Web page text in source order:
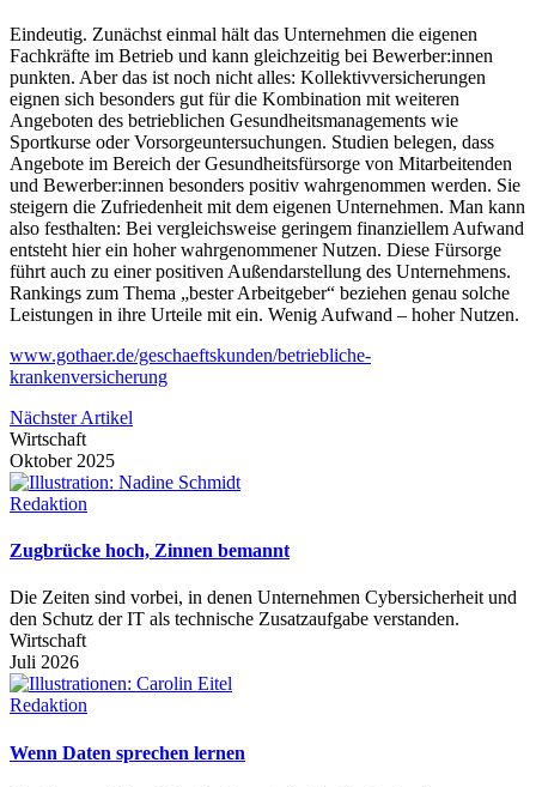
Eindeutig. Zunächst einmal hält das Unternehmen die eigenen
Fachkräfte im Betrieb und kann gleichzeitig bei Bewerber:innen
punkten. Aber das ist noch nicht alles: Kollektivversicherungen
eignen sich besonders gut für die Kombination mit weiteren
Angeboten des betrieblichen Gesundheitsmanagements wie
Sportkurse oder Vorsorgeuntersuchungen. Studien belegen, dass
Angebote im Bereich der Gesundheitsfürsorge von Mitarbeitenden
und Bewerber:innen besonders positiv wahrgenommen werden. Sie
steigern die Zufriedenheit mit dem eigenen Unternehmen. Man kann
also festhalten: Bei vergleichsweise geringem finanziellem Aufwand
entsteht hier ein hoher wahrgenommener Nutzen. Diese Fürsorge
führt auch zu einer positiven Außendarstellung des Unternehmens.
Rankings zum Thema „bester Arbeitgeber“ beziehen genau solche
Leistungen in ihre Urteile mit ein. Wenig Aufwand – hoher Nutzen.
www.gothaer.de/geschaeftskunden/betriebliche-
krankenversicherung
Nächster Artikel
Wirtschaft
Oktober 2025
Redaktion
Zugbrücke hoch, Zinnen bemannt
Die Zeiten sind vorbei, in denen Unternehmen Cybersicherheit und
den Schutz der IT als technische Zusatzaufgabe verstanden.
Wirtschaft
Juli 2026
Redaktion
Wenn Daten sprechen lernen